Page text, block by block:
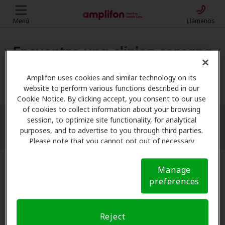
Amplifon uses cookies and similar technology on its
website to perform various functions described in our
Cookie Notice. By clicking accept, you consent to our use
of cookies to collect information about your browsing
session, to optimize site functionality, for analytical
purposes, and to advertise to you through third parties.
Please note that you cannot opt out of necessary
Notice (link here below). If you are using an opt-out
preference signal, we will honor that signal. Cookie
Manage
preferences
Reject
Menú Llámenos
Encuentre una clínica cercana
Mi ubicación
More filters